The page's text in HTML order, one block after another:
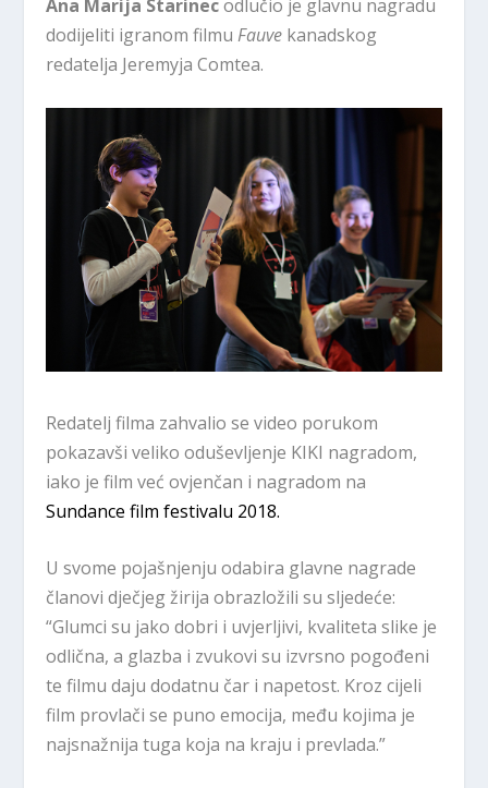
Ana Marija Starinecodlučio je glavnu nagradu
dodijeliti igranom filmuFauve kanadskog
redatelja Jeremyja Comtea.
Redatelj filma zahvalio se video porukom
pokazavši veliko oduševljenje KIKI nagradom,
iako je film već ovjenčan i nagradom na
Sundance film festivalu 2018.
U svome pojašnjenju odabira glavne nagrade
članovi dječjeg žirija obrazložili su sljedeće:
“Glumci su jako dobri i uvjerljivi, kvaliteta slike je
odlična, a glazba i zvukovi su izvrsno pogođeni
te filmu daju dodatnu čar i napetost. Kroz cijeli
film provlači se puno emocija, među kojima je
najsnažnija tuga koja na kraju i prevlada.”